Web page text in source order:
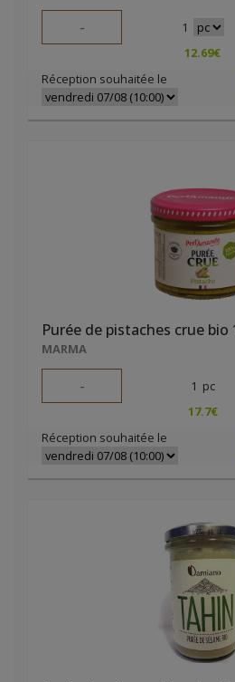
- 1
12.69€
Réception souhaitée le
Purée de pistaches crue
MARMA
- 1 pc
17.7€
Réception souhaitée le